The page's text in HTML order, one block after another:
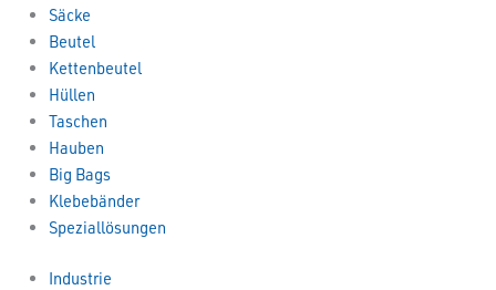
Säcke
Beutel
Kettenbeutel
Hüllen
Taschen
Hauben
Big Bags
Klebebänder
Speziallösungen
Industrie